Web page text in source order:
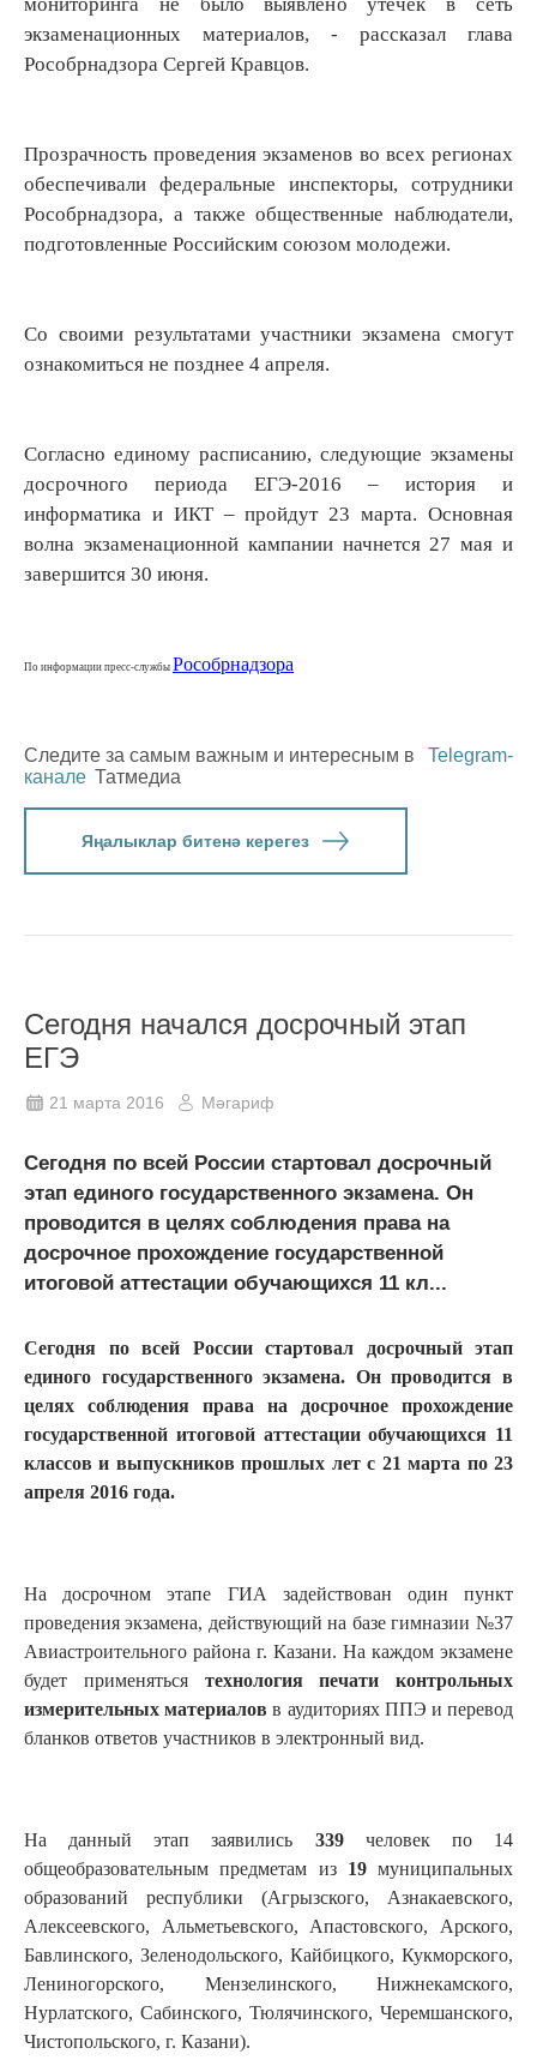
экзаменационных материалов, - рассказал глава
Рособрнадзора Сергей Кравцов.
Прозрачность проведения экзаменов во всех регионах
обеспечивали федеральные инспекторы, сотрудники
Рособрнадзора, а также общественные наблюдатели,
подготовленные Российским союзом молодежи.
Со своими результатами участники экзамена смогут
ознакомиться не позднее 4 апреля.
Согласно единому расписанию, следующие экзамены
досрочного периода ЕГЭ-2016 – история и
информатика и ИКТ – пройдут 23 марта. Основная
волна экзаменационной кампании начнется 27 мая и
завершится 30 июня.
По информации пресс-службы Рособрнадзора
Следите за самым важным и интересным в
Telegram-
канале Татмедиа
Яңалыклар битенә керегез
Сегодня начался досрочный этап
ЕГЭ
21 марта 2016 Мәгариф
Сегодня по всей России стартовал досрочный
этап единого государственного экзамена. Он
проводится в целях соблюдения права на
досрочное прохождение государственной
итоговой аттестации обучающихся 11 кл...
Сегодня по всей России стартовал досрочный этап
единого государственного экзамена. Он проводится в
целях соблюдения права на досрочное прохождение
государственной итоговой аттестации обучающихся 11
классов и выпускников прошлых лет с 21 марта по 23
апреля 2016 года.
На досрочном этапе ГИА задействован один пункт
проведения экзамена, действующий на базе гимназии №37
Авиастроительного района г. Казани. На каждом экзамене
будет применяться технология печати контрольных
измерительных материалов в аудиториях ППЭ и перевод
бланков ответов участников в электронный вид.
На данный этап заявились 339человек по 14
общеобразовательным предметам из 19муниципальных
образований республики (Агрызского, Азнакаевского,
Алексеевского, Альметьевского, Апастовского, Арского,
Бавлинского, Зеленодольского, Кайбицкого, Кукморского,
Лениногорского, Мензелинского, Нижнекамского,
Нурлатского, Сабинского, Тюлячинского, Черемшанского,
Чистопольского, г. Казани).